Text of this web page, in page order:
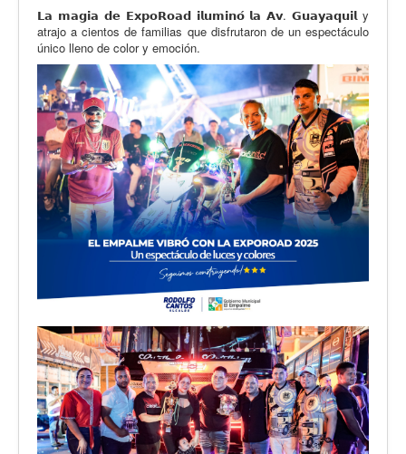
𝗟𝗮 𝗺𝗮𝗴𝗶𝗮 𝗱𝗲 𝗘𝘅𝗽𝗼𝗥𝗼𝗮𝗱 𝗶𝗹𝘂𝗺𝗶𝗻𝗼́ 𝗹𝗮 𝗔𝘃. 𝗚𝘂𝗮𝘆𝗮𝗾𝘂𝗶𝗹 y
atrajo a cientos de familias que disfrutaron de un espectáculo
único lleno de color y emoción.